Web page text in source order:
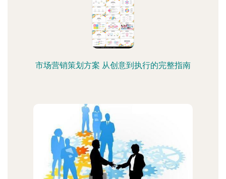
市场营销策划方案 从创意到执行的完整指南